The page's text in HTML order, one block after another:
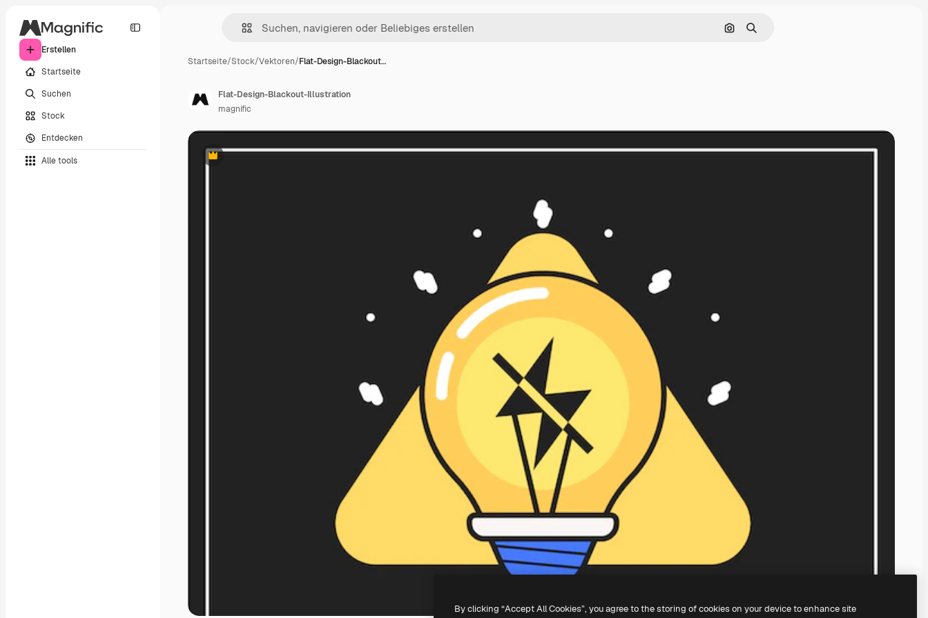
Erstellen
Startseite
Suchen
Stock
Entdecken
Alle tools
Nach Bild suchen
Suchen
Startseite/Stock/Vektoren/Flat-Design-Blackout…
Premium
Flat-Design-Blackout-Illustration
magnific
By clicking “Accept All Cookies”, you agree to the storing of cookies on your device to enhance site